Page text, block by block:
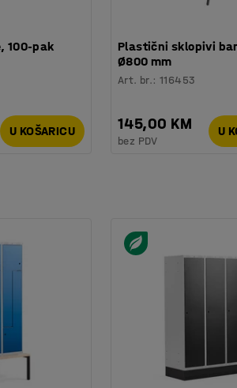
100-pak
U KOŠARICU
Plastični sklopivi
Ø800 mm
Art. br.:116453
145,00 KM
bez PDV
U